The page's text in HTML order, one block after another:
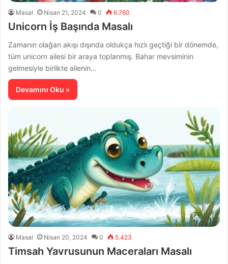
Masal Nisan 21, 2024 0 6.760
Unicorn İş Başında Masalı
Zamanın olağan akışı dışında oldukça hızlı geçtiği bir dönemde,
tüm unicorn ailesi bir araya toplanmış. Bahar mevsiminin
gelmesiyle birlikte ailenin…
Devamını Oku »
Masal Nisan 20, 2024 0 5.423
Timsah Yavrusunun Maceraları Masalı